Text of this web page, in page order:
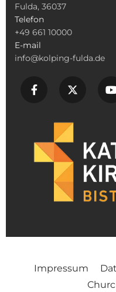
Fulda, 36037
Telefon
+49 661 10000
E-mail
info@kolping-fulda.de
Impressum